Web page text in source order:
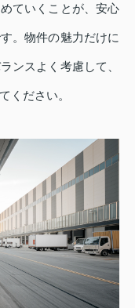
ていくことが、安心
。物件の魅力だけに
ンスよく考慮して、
ください。